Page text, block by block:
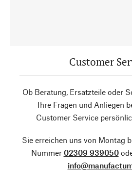
Customer
Ob Beratung, Ersatzteile oder
Ihre Fragen und Anliegen
Customer Service
Sie erreichen uns von Montag
Nummer 02309 939050